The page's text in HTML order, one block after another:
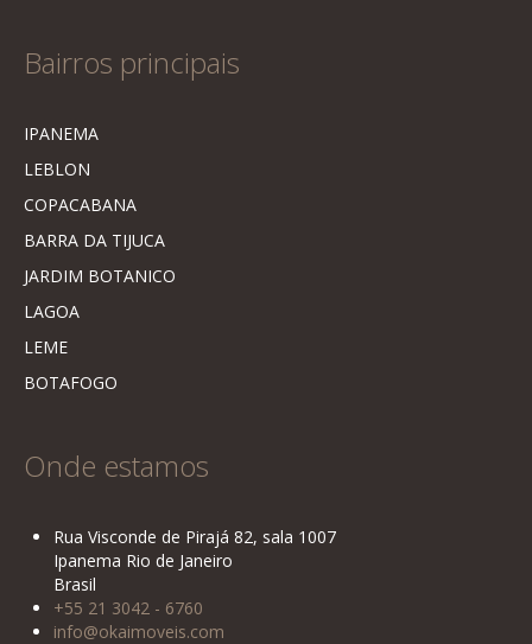
Bairros principais
IPANEMA
LEBLON
COPACABANA
BARRA DA TIJUCA
JARDIM BOTANICO
LAGOA
LEME
BOTAFOGO
Onde estamos
Rua Visconde de Pirajá 82, sala 1007
Ipanema Rio de Janeiro
Brasil
+55 21 3042 - 6760
info@okaimoveis.com